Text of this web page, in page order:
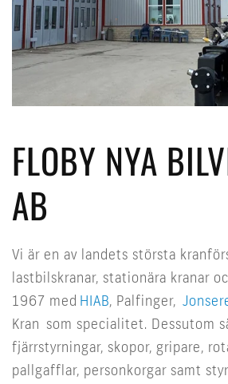
FLOBY NYA
AB
Vi är en av landets största
lastbilskranar, stationära kranar
1967 med HIAB, Palfinger,
Kran som specialitet. Dessutom
fjärrstyrningar, skopor, gripare,
pallgafflar, personkorgar samt